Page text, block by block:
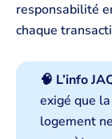
responsabilité
chaque
🧠 L’info
exigé que
logement